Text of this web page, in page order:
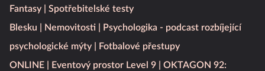
Fantasy
Spotřebitelské testy
Blesku
Nemovitosti
Psychologika - podcast rozbíjející
psychologické mýty
Fotbalové přestupy
ONLINE
Eventový prostor Level 9
OKTAGON 92: